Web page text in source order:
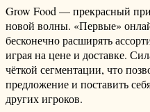
Grow Food — прекрасный
новой волны. «Первые»
бесконечно расширять
играя на цене и доставке.
чёткой сегментации, что
предложение и поставить
других игроков.